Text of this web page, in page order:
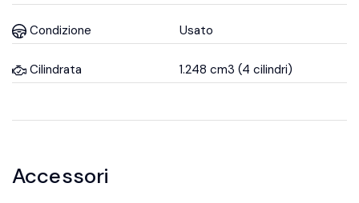
Condizione Usato
Cilindrata 1.248 cm3 (4 cilindri)
Accessori